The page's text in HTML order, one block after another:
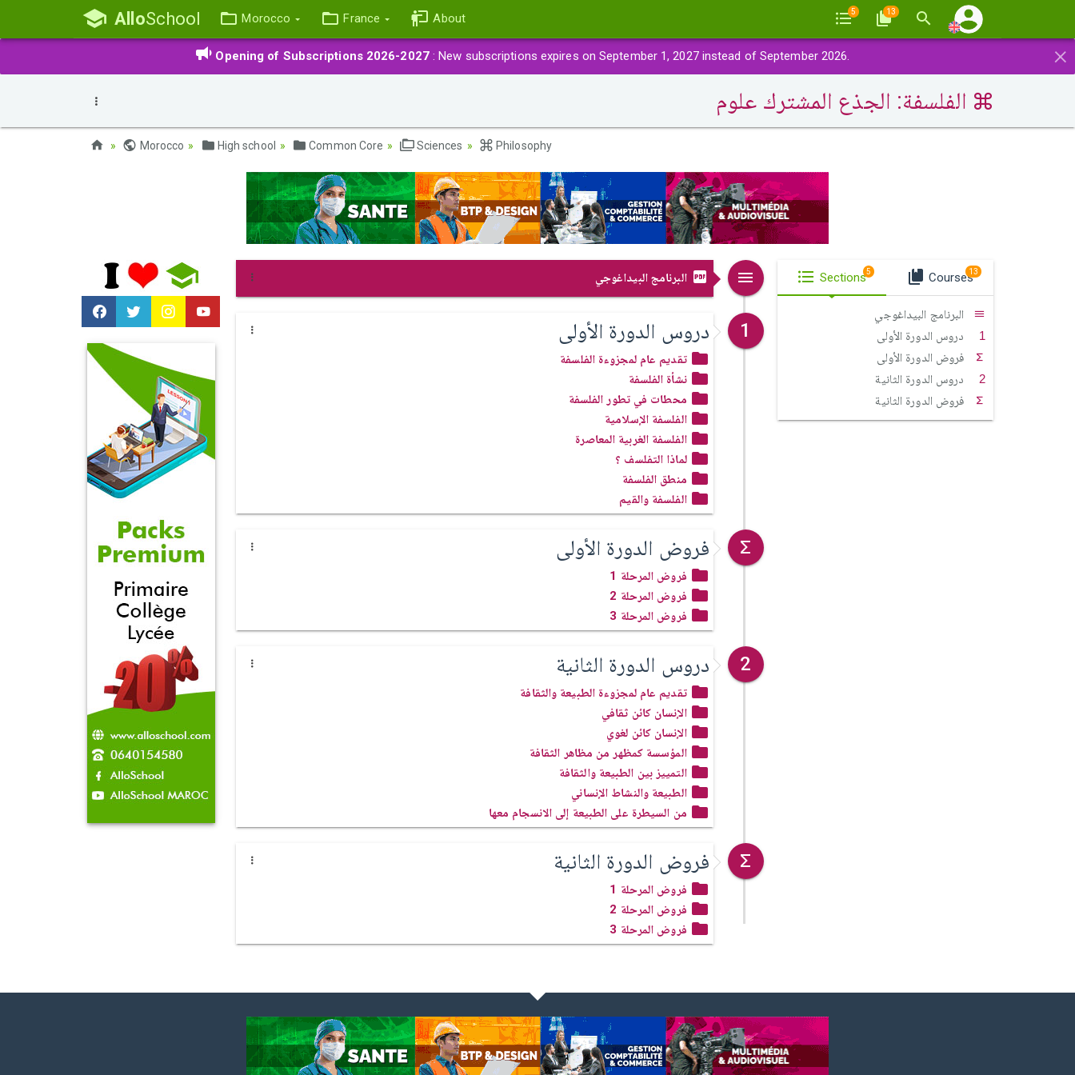
AlloSchool Morocco France About 5 13
×
Opening of Subscriptions 2026-2027: New subscriptions expires on September 1, 2027 instead of September 2026.
الفلسفة: الجذع المشترك علوم
Morocco High school Common Core Sciences Philosophy
البرنامج البيداغوجي
1 دروس الدورة الأولى
تقديم عام لمجزوءة الفلسفة
نشأة الفلسفة
محطات في تطور الفلسفة
الفلسفة الإسلامية
الفلسفة الغربية المعاصرة
لماذا التفلسف ؟
منطق الفلسفة
الفلسفة والقيم
فروض الدورة الأولى
فروض المرحلة 1
فروض المرحلة 2
فروض المرحلة 3
2 دروس الدورة الثانية
تقديم عام لمجزوءة الطبيعة والثقافة
الإنسان كائن ثقافي
الإنسان كائن لغوي
المؤسسة كمظهر من مظاهر الثقافة
التمييز بين الطبيعة والثقافة
الطبيعة والنشاط الإنساني
من السيطرة على الطبيعة إلى الانسجام معها
فروض الدورة الثانية
فروض المرحلة 1
فروض المرحلة 2
فروض المرحلة 3
Sections5 Courses13
البرنامج البيداغوجي
دروس الدورة الأولى
فروض الدورة الأولى
دروس الدورة الثانية
فروض الدورة الثانية